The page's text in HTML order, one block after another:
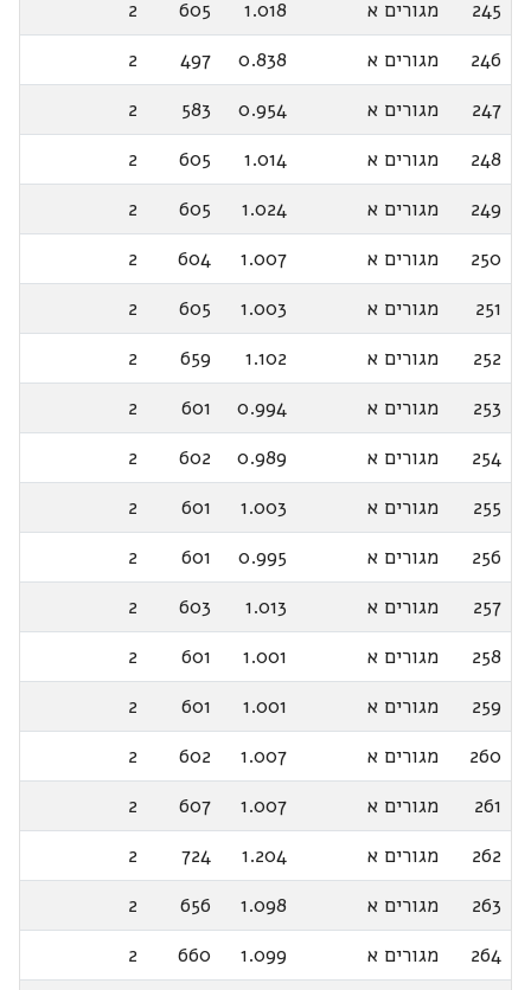
245
מגורים א 1.018
605
2
246
מגורים א 0.838
497
2
247
מגורים א 0.954
583
2
248
מגורים א 1.014
605
2
249
מגורים א 1.024
605
2
250
מגורים א 1.007
604
2
251
מגורים א 1.003
605
2
252
מגורים א 1.102
659
2
253
מגורים א 0.994
601
2
254
מגורים א 0.989
602
2
255
מגורים א 1.003
601
2
256
מגורים א 0.995
601
2
257
מגורים א 1.013
603
2
258
מגורים א 1.001
601
2
259
מגורים א 1.001
601
2
260
מגורים א 1.007
602
2
261
מגורים א 1.007
607
2
262
מגורים א 1.204
724
2
263
מגורים א 1.098
656
2
264
מגורים א 1.099
660
2